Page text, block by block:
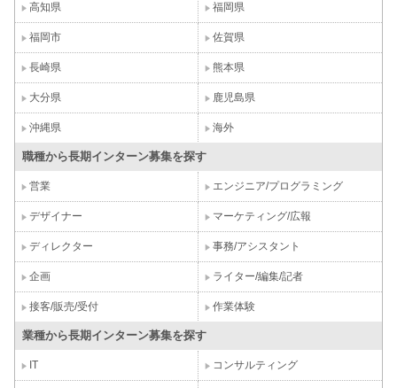
高知県 福岡県
福岡市 佐賀県
長崎県 熊本県
大分県 鹿児島県
沖縄県 海外
職種から長期インターン募集を探す
営業 エンジニア/プログラミング
デザイナー マーケティング/広報
ディレクター 事務/アシスタント
企画 ライター/編集/記者
接客/販売/受付 作業体験
業種から長期インターン募集を探す
IT コンサルティング